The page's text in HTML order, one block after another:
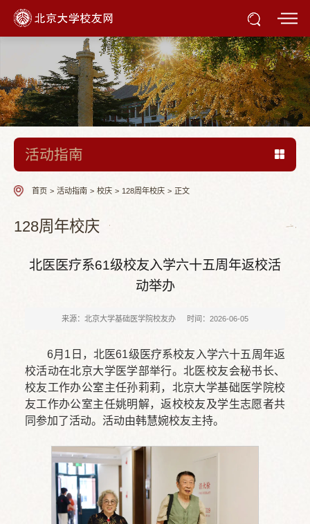
活动指南
首页 > 活动指南 > 校庆 > 128周年校庆 > 正文
128周年校庆
北医医疗系61级校友入学六十五周年返校活
动举办
来源：北京大学基础医学院校友办 时间：2026-06-05
6月1日，北医61级医疗系校友入学六十五周年返
校活动在北京大学医学部举行。北医校友会秘书长、
校友工作办公室主任孙莉莉，北京大学基础医学院校
友工作办公室主任姚明解，返校校友及学生志愿者共
同参加了活动。活动由韩慧婉校友主持。